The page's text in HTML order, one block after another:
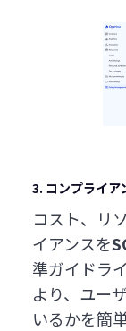
3. コンプライ
コスト、リ
イアンスを
準ガイドラ
より、ユー
いるかを簡